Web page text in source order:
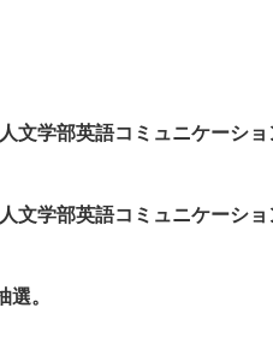
部英語コミュニケーショ
学部英語コミュニケーショ
。